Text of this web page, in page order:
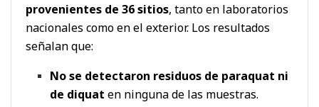
provenientes de 36 sitios, tanto en laboratorios
nacionales como en el exterior. Los resultados
señalan que:
No se detectaron residuos de paraquat ni
de diquat en ninguna de las muestras.